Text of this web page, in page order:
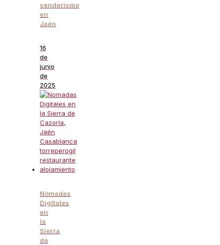
senderismo
en
Jaén
16
de
junio
de
2025
Nómadas
Digitales
en
la
Sierra
de